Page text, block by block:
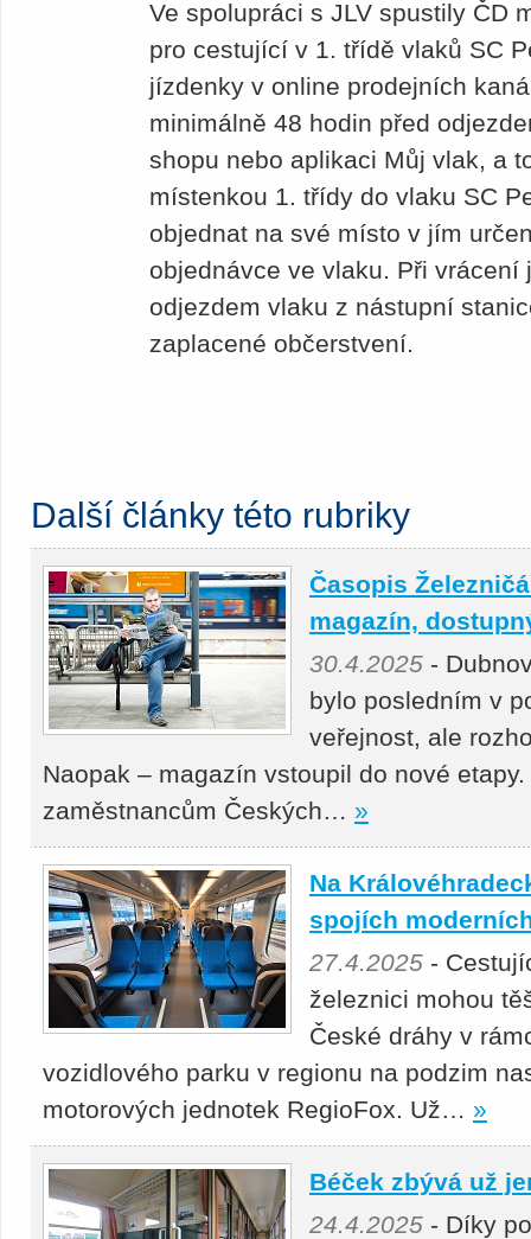
Ve spolupráci s JLV spustily ČD
pro cestující v 1. třídě vlaků SC
jízdenky v online prodejních
minimálně 48 hodin před
shopu nebo aplikaci Můj vlak, a
místenkou 1. třídy do vlaku SC
objednat na své místo v jím
objednávce ve vlaku. Při
odjezdem vlaku z nástupní
zaplacené občerstvení.
Další články této rubriky
Časopis
magazín,
30.4.2025 -
bylo posledním v
veřejnost, ale
Naopak – magazín vstoupil do nové
zaměstnancům Českých… »
Na
spojích
27.4.2025 -
železnici mohou
České dráhy v
vozidlového parku v regionu na podzim
motorových jednotek RegioFox. Už… »
Béček zbývá už
24.4.2025 - Díky